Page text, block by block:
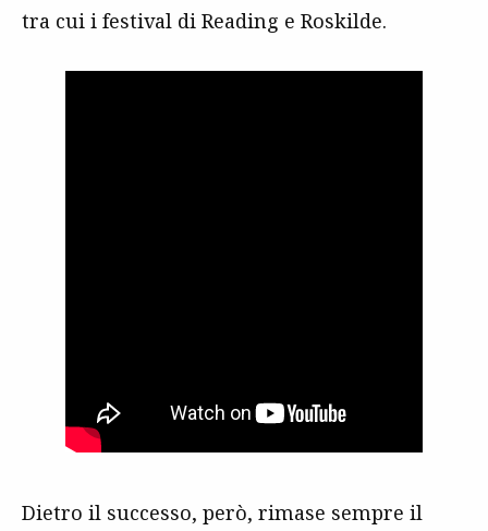
tra cui i festival di Reading e Roskilde.
Dietro il successo, però, rimase sempre il